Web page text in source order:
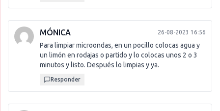
MÓNICA 26-08-2023 16:56
Para limpiar microondas, en un pocillo colocas agua y
un limón en rodajas o partido y lo colocas unos 2 o 3
minutos y listo. Después lo limpias y ya.
Responder